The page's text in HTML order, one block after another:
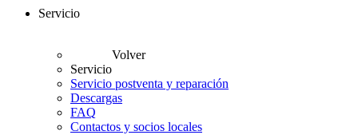
Servicio
Volver
Servicio
Servicio postventa y reparación
Descargas
FAQ
Contactos y socios locales